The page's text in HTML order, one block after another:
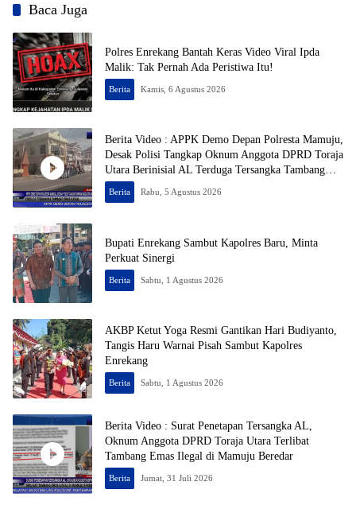
Baca Juga
Polres Enrekang Bantah Keras Video Viral Ipda
Malik: Tak Pernah Ada Peristiwa Itu!
Berita Kamis, 6 Agustus 2026
Berita Video : APPK Demo Depan Polresta Mamuju,
Desak Polisi Tangkap Oknum Anggota DPRD Toraja
Utara Berinisial AL Terduga Tersangka Tambang
Emas Ilegal
Berita Rabu, 5 Agustus 2026
Bupati Enrekang Sambut Kapolres Baru, Minta
Perkuat Sinergi
Berita Sabtu, 1 Agustus 2026
AKBP Ketut Yoga Resmi Gantikan Hari Budiyanto,
Tangis Haru Warnai Pisah Sambut Kapolres
Enrekang
Berita Sabtu, 1 Agustus 2026
Berita Video : Surat Penetapan Tersangka AL,
Oknum Anggota DPRD Toraja Utara Terlibat
Tambang Emas Ilegal di Mamuju Beredar
Berita Jumat, 31 Juli 2026